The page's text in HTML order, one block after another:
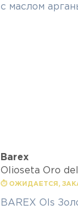
с маслом
Barex
Olioseta Oro
⏱ ОЖИДАЕТСЯ,
BAREX Ols